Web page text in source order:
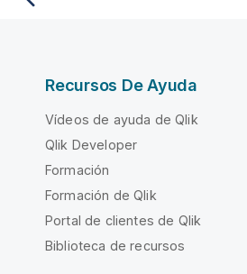
Recursos De Ayuda
Vídeos de ayuda de Qlik
Qlik Developer
Formación
Formación de Qlik
Portal de clientes de Qlik
Biblioteca de recursos